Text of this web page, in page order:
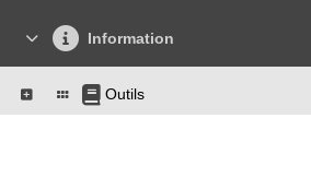
Information
Outils